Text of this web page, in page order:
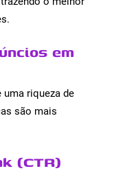
em
uma riqueza de
são mais
(CTR)